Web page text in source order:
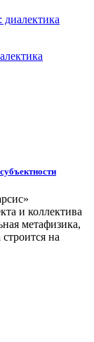
и коллектива
метафизика,
на